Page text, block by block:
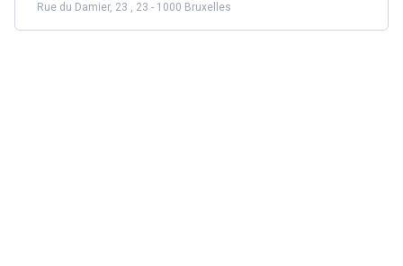
Rue du Damier, 23 , 23 - 1000 Bruxelles